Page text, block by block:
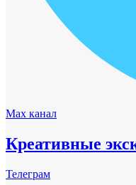
Max канал
Креативные
Телеграм